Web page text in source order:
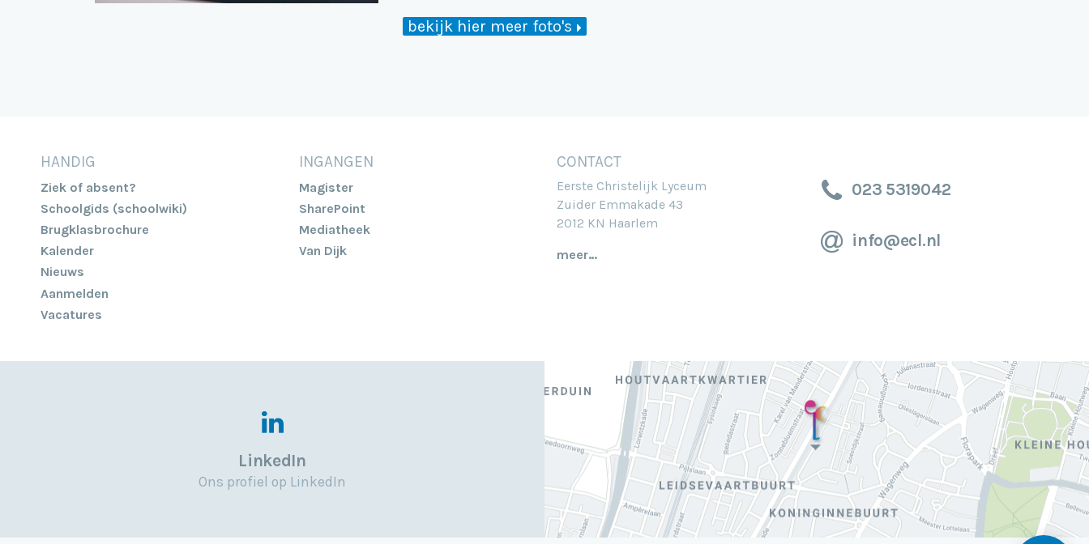
bekijk hier meer foto's
HANDIG
Ziek of absent?
Schoolgids (schoolwiki)
Brugklasbrochure
Kalender
Nieuws
Aanmelden
Vacatures
INGANGEN
Magister
SharePoint
Mediatheek
Van Dijk
CONTACT
Eerste Christelijk Lyceum
Zuider Emmakade 43
2012 KN Haarlem
meer…
023 5319042
info@ecl.nl
LinkedIn
Ons profiel op LinkedIn